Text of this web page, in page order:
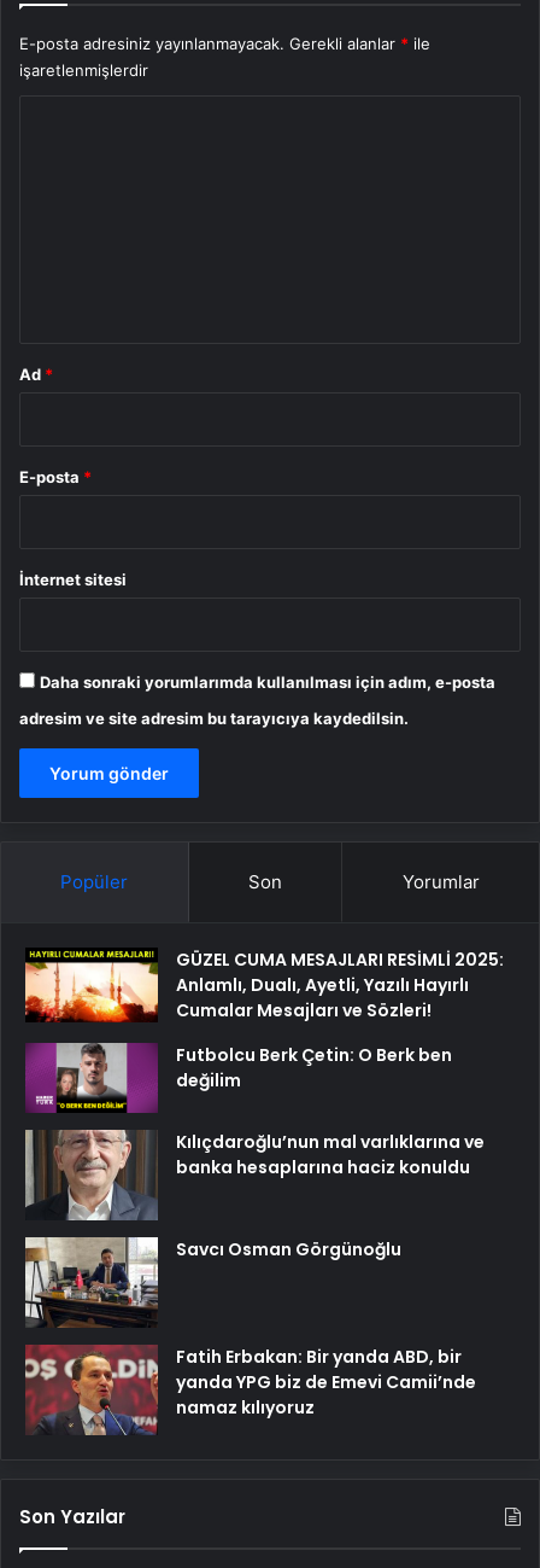
E-posta adresiniz yayınlanmayacak. Gerekli alanlar * ile
işaretlenmişlerdir
Ad *
E-posta *
İnternet sitesi
Daha sonraki yorumlarımda kullanılması için adım, e-posta
adresim ve site adresim bu tarayıcıya kaydedilsin.
Popüler Son Yorumlar
GÜZEL CUMA MESAJLARI RESİMLİ 2025:
Anlamlı, Dualı, Ayetli, Yazılı Hayırlı
Cumalar Mesajları ve Sözleri!
Futbolcu Berk Çetin: O Berk ben
değilim
Kılıçdaroğlu’nun mal varlıklarına ve
banka hesaplarına haciz konuldu
Savcı Osman Görgünoğlu
Fatih Erbakan: Bir yanda ABD, bir
yanda YPG biz de Emevi Camii’nde
namaz kılıyoruz
Son Yazılar